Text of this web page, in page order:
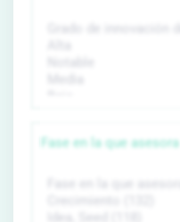
Fase en la que asesora